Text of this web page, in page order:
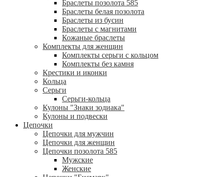
Браслеты позолота 585
Браслеты белая позолота
Браслеты из бусин
Браслеты с магнитами
Кожаные браслеты
Комплекты для женщин
Комплекты серьги с кольцом
Комплекты без камня
Крестики и иконки
Кольца
Серьги
Серьги-кольца
Кулоны "Знаки зодиака"
Кулоны и подвески
Цепочки
Цепочки для мужчин
Цепочки для женщин
Цепочки позолота 585
Мужские
Женские